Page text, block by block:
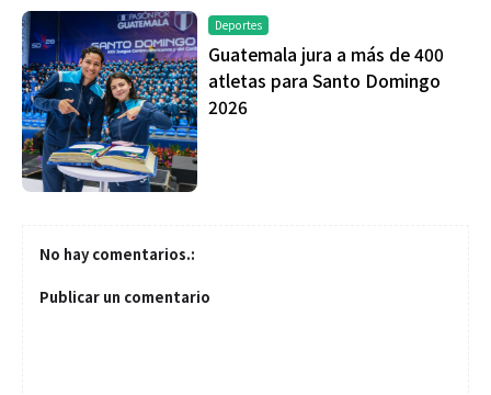
Deportes
Guatemala jura a más de 400
atletas para Santo Domingo
2026
No hay comentarios.:
Publicar un comentario